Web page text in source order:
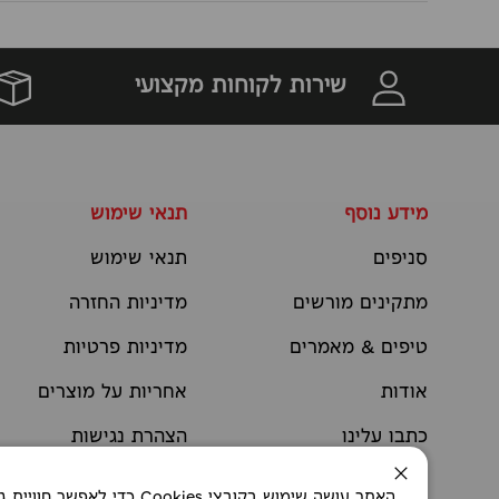
שירות לקוחות מקצועי
מידע נוסף
סניפים
מתקינים מורשים
טיפים & מאמרים
אודות
כתבו עלינו
יצירת קשר
תנאי שימוש
תנאי שימוש
מדיניות החזרה
מדיניות פרטיות
אחריות על מוצרים
הצהרת נגישות